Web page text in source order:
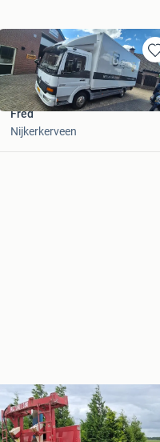
in
Mijn
Fred
Nijkerkerveen